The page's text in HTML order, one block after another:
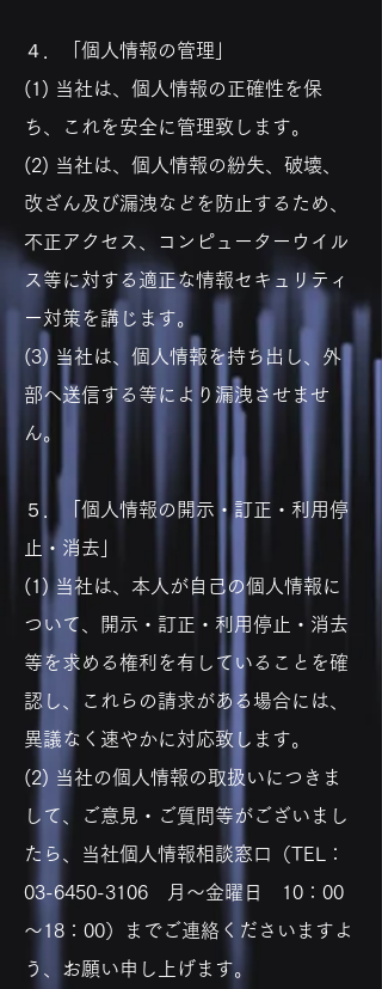
４．「個人情報の管理」
(1) 当社は、個人情報の正確性を保
ち、これを安全に管理致します。
(2) 当社は、個人情報の紛失、破壊、
改ざん及び漏洩などを防止するため、
不正アクセス、コンピューターウイル
ス等に対する適正な情報セキュリティ
ー対策を講じます。
(3) 当社は、個人情報を持ち出し、外
部へ送信する等により漏洩させませ
ん。
５．「個人情報の開示・訂正・利用停
止・消去」
(1) 当社は、本人が自己の個人情報に
ついて、開示・訂正・利用停止・消去
等を求める権利を有していることを確
認し、これらの請求がある場合には、
異議なく速やかに対応致します。
(2) 当社の個人情報の取扱いにつきま
して、ご意見・ご質問等がございまし
たら、当社個人情報相談窓口（TEL：
03-6450-3106 月～金曜日 10：00
～18：00）までご連絡くださいますよ
う、お願い申し上げます。